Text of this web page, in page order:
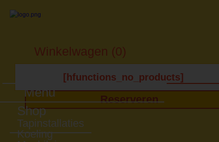
Winkelwagen (0)
[hfunctions_no_products]
Reserveren
Menu
Shop
Tapinstallaties
Koeling